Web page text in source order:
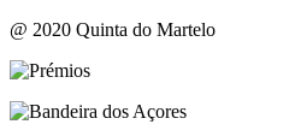
@ 2020 Quinta do Martelo